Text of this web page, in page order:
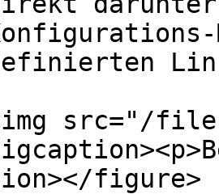
src="/files/
figure>